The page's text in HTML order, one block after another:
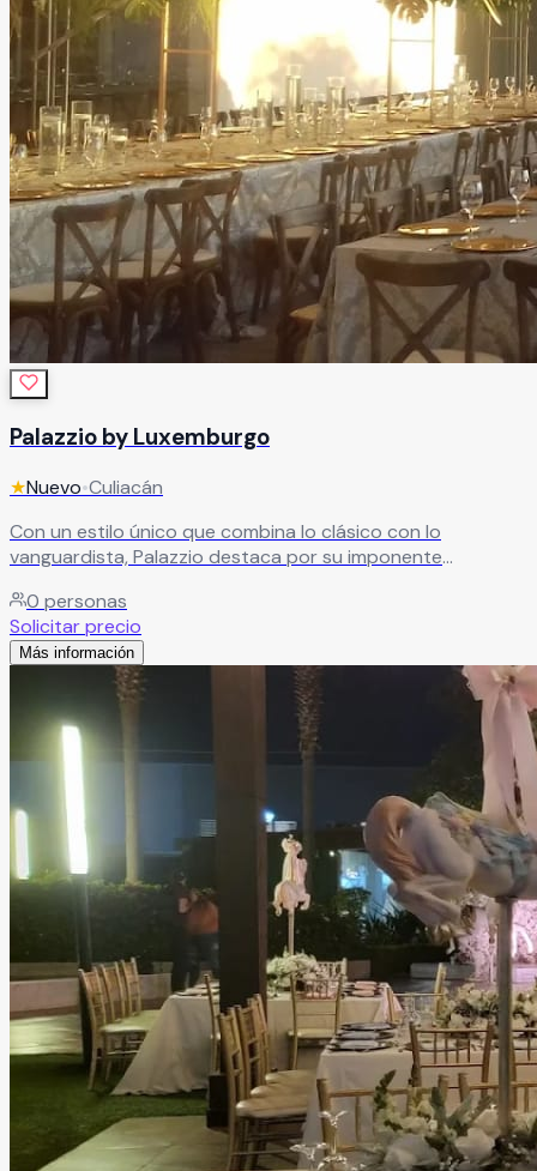
Palazzio by Luxemburgo
★Nuevo•Culiacán
Con un estilo único que combina lo clásico con lo
vanguardista, Palazzio destaca por su imponente
celebración. Sus acabados en mármol y molduras
elaboradas a mano crean un ambiente sofisticado y lleno
de carácter.Leer más
0 personas
Solicitar precio
Más información